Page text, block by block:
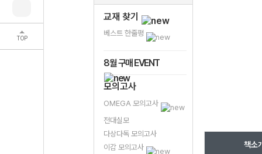
TOP
교재 찾기
베스트 한줄평
8월 구매 EVENT
모의고사
OMEGA 모의고사
전대실모
다상다독 모의고사
이감 모의고사
책소